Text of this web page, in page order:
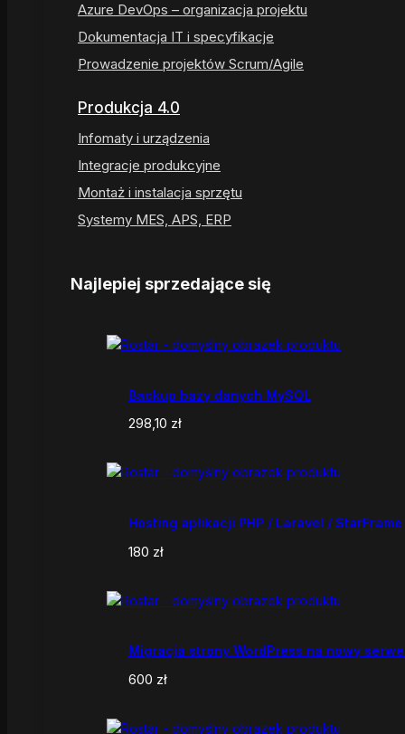
Azure DevOps – organizacja projektu
Dokumentacja IT i specyfikacje
Prowadzenie projektów Scrum/Agile
Produkcja 4.0
Infomaty i urządzenia
Integracje produkcyjne
Montaż i instalacja sprzętu
Systemy MES, APS, ERP
Najlepiej sprzedające się
Backup bazy danych MySQL
298,10 zł
Hosting aplikacji PHP / Laravel / StarFrame
180 zł
Migracja strony WordPress na nowy
600 zł